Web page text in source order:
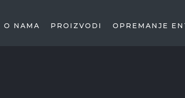
O NAMA PROIZVODI OPREMANJE